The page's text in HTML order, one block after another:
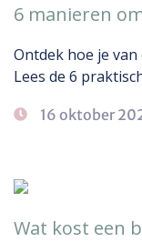
6 manieren
Ontdek hoe je
Lees de 6
16 oktober
Wat kost een